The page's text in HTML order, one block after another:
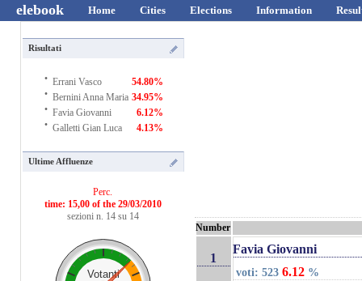
elebook Home Cities Elections Information
Risultati
· Errani Vasco 54.80%
· Bernini Anna Maria 34.95%
· Favia Giovanni 6.12%
· Galletti Gian Luca 4.13%
Ultime Affluenze
Perc.
time: 15,00 of the 29/03/2010
sezioni n. 14 su 14
Votanti
Number
1
Favia Giovanni
voti: 5236.12 %